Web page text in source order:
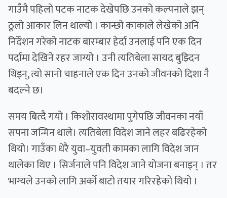
गाउँमै पहिलो पटक नाटक देखेपछि उनको कल्पनाले झन्
ठूलो आकार लिन थाल्यो । कान्छो काकाले लेखेको अनि
निर्देशन गरेको नाटक बारम्बार हेर्दा उनलाई पनि एक दिन
पर्दामा देखिने रहर जाग्यो । उनी त्यतिबेला सायद बुझ्दिन
थिइन्, त्यो सानो चाहनाले एक दिन उनको जीवनको दिशा नै
बदल्ने छ।
समय बित्दै गयो । किशोरावस्थामा पुगेपछि जीवनका नयाँ
सपना जन्मिन थाले। त्यतिबेला विदेश जाने लहर बढिरहेको
थियो। गाउँका धेरै युवा–युवती कामका लागि विदेश जान
थालेका थिए । सिर्जनाले पनि विदेश जाने योजना बनाइन् । तर
भाग्यले उनको लागि अर्को बाटो तयार गरिरहेको थियो ।